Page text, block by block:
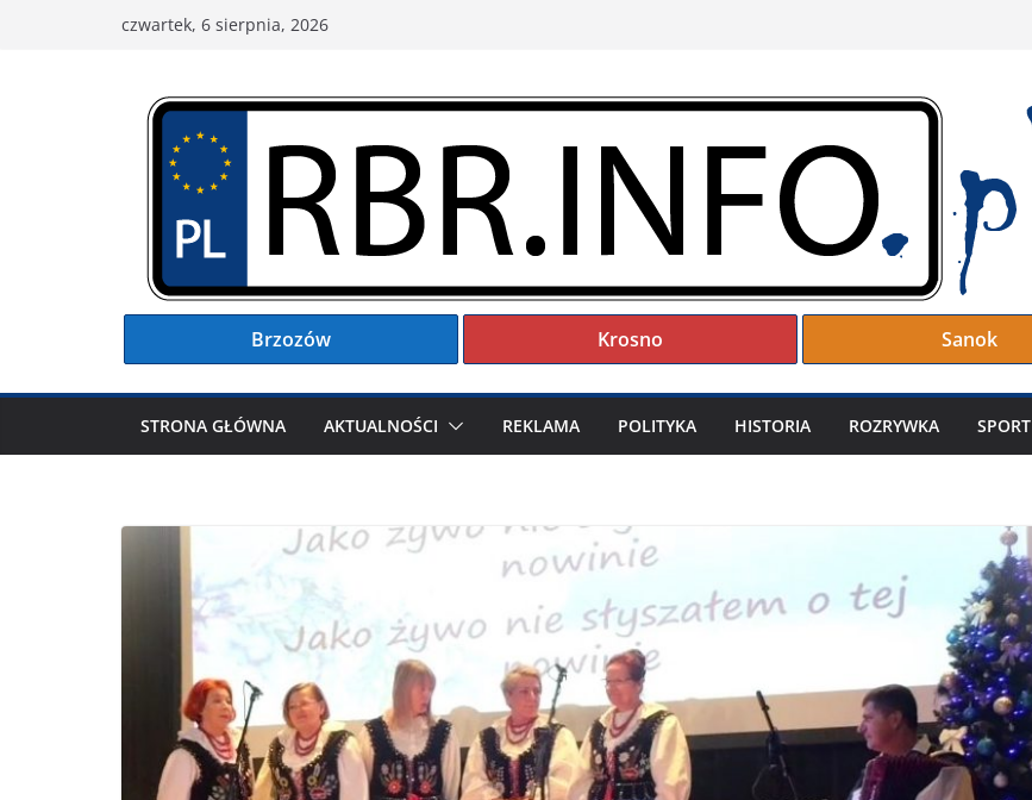
czwartek, 6 sierpnia, 2026
Brzozów Krosno Sanok
STRONA GŁÓWNA AKTUALNOŚCI REKLAMA POLITYKA HISTORIA ROZRYWKA SPORT